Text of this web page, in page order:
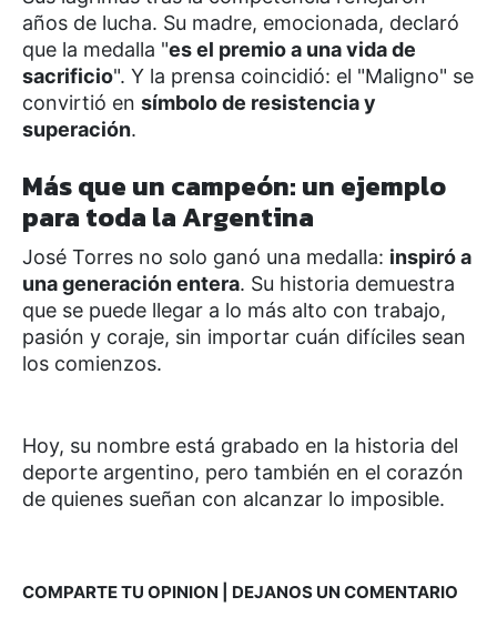
años de lucha. Su madre, emocionada, declaró
que la medalla "es el premio a una vida de
sacrificio". Y la prensa coincidió: el "Maligno" se
convirtió en símbolo de resistencia y
superación.
Más que un campeón: un ejemplo
para toda la Argentina
José Torres no solo ganó una medalla: inspiró a
una generación entera. Su historia demuestra
que se puede llegar a lo más alto con trabajo,
pasión y coraje, sin importar cuán difíciles sean
los comienzos.
Hoy, su nombre está grabado en la historia del
deporte argentino, pero también en el corazón
de quienes sueñan con alcanzar lo imposible.
COMPARTE TU OPINION | DEJANOS UN COMENTARIO